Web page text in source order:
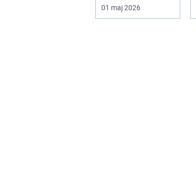
og autohuse. Den
leverer ...
01 maj 2026